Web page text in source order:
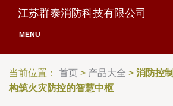
江苏群泰消防科技有限公司
MENU
当前位置： 首页 > 产品大全 > 消防控
构筑火灾防控的智慧中枢